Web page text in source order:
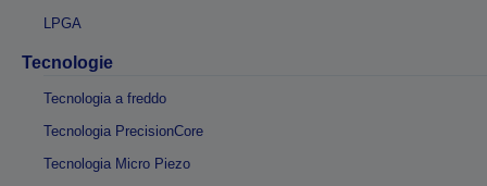
LPGA
Tecnologie
Tecnologia a freddo
Tecnologia PrecisionCore
Tecnologia Micro Piezo